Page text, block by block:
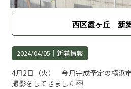
西区霞ヶ丘 新
2024/04/05｜ 新着情報
4月2日（火） 今月完成予定の横浜
撮影をしてきました